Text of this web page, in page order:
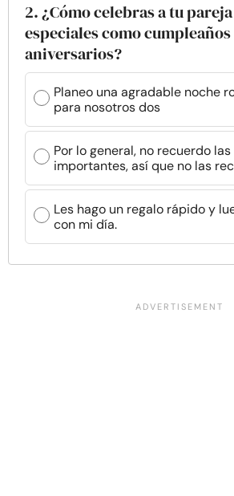
2. ¿Cómo celebras a tu
especiales como
aniversarios?
Planeo una agradable noche
para nosotros dos
Por lo general, no recuerdo
importantes, así que no las
Les hago un regalo rápido y
con mi día.